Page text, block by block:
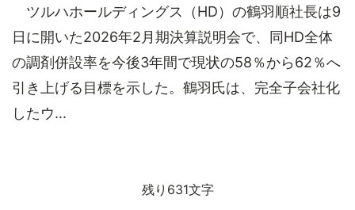
ツルハホールディングス（HD）の鶴羽順社長は9
日に開いた2026年2月期決算説明会で、同HD全体
の調剤併設率を今後3年間で現状の58％から62％へ
引き上げる目標を示した。鶴羽氏は、完全子会社化
したウ...
残り631文字